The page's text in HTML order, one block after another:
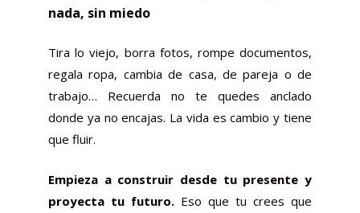
nada, sin miedo
Tira lo viejo, borra fotos, rompe documentos,
regala ropa, cambia de casa, de pareja o de
trabajo… Recuerda no te quedes anclado
donde ya no encajas. La vida es cambio y tiene
que fluir.
Empieza a construir desde tu presente y
proyecta tu futuro. Eso que tu crees que